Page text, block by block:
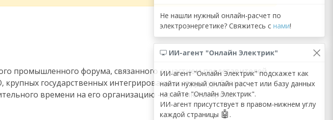
Не нашли нужный онлайн-расчет по
электроэнергетике? Свяжитесь с нами!
ИИ-агент "Онлайн Электрик"
ИИ-агент "Онлайн Электрик" подскажет как
найти нужный онлайн расчет или базу данных
на сайте "Онлайн Электрик".
ИИ-агент присутствует в правом-нижнем углу
каждой страницы 🤖 .
промышленного форума, связанного с участием представителей
государственных интегрированных структур, бизнес -
времени на его организацию - изменяются сроки